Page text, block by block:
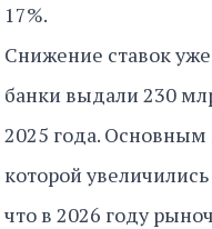
17%.
Снижение ставок
банки выдали 230
2025 года. Основным
которой
что в 2026 году